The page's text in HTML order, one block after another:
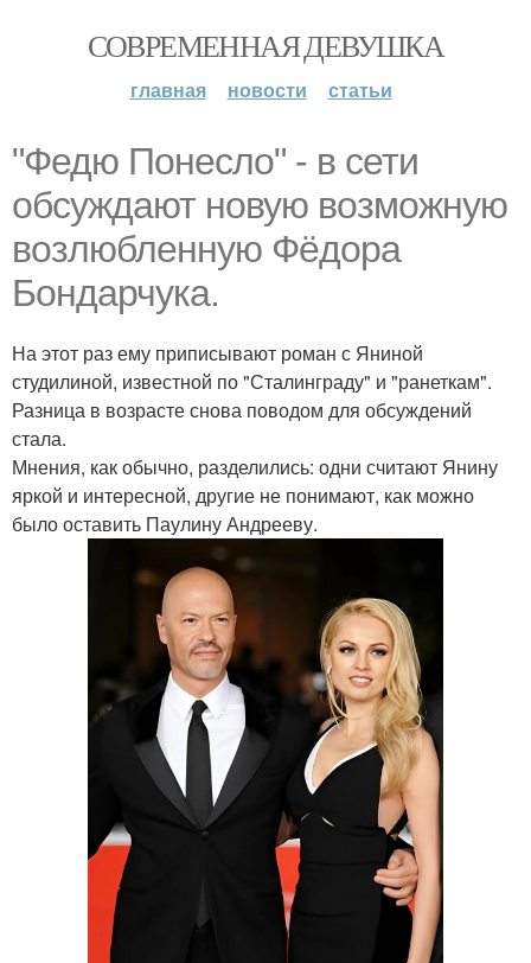
СОВРЕМЕННАЯ ДЕВУШКА
главная новости статьи
"Федю Понесло" - в сети
обсуждают новую возможную
возлюбленную Фёдора
Бондарчука.
На этот раз ему приписывают роман с Яниной
студилиной, известной по "Сталинграду" и "ранеткам".
Разница в возрасте снова поводом для обсуждений
стала.
Мнения, как обычно, разделились: одни считают Янину
яркой и интересной, другие не понимают, как можно
было оставить Паулину Андрееву.